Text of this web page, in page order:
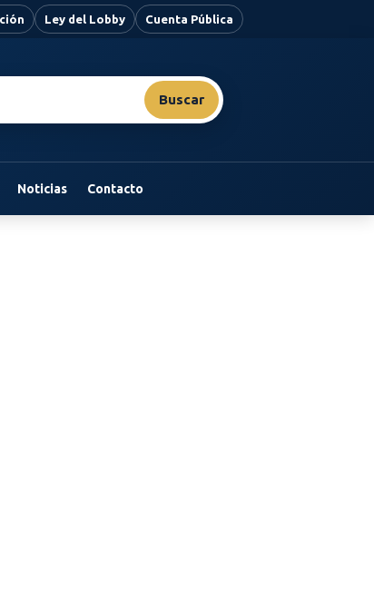
Ley del Lobby Cuenta Pública
Buscar
Noticias Contacto